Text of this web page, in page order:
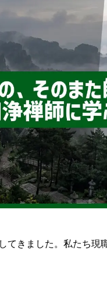
てきました。私たち現